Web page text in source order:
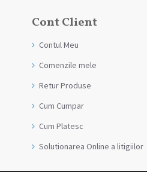
Cont Client
Contul Meu
Comenzile mele
Retur Produse
Cum Cumpar
Cum Platesc
Solutionarea Online a litigiilor